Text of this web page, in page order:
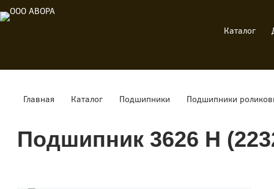
Каталог
Главная Каталог Подшипники Подшипники
Подшипник 3626 Н